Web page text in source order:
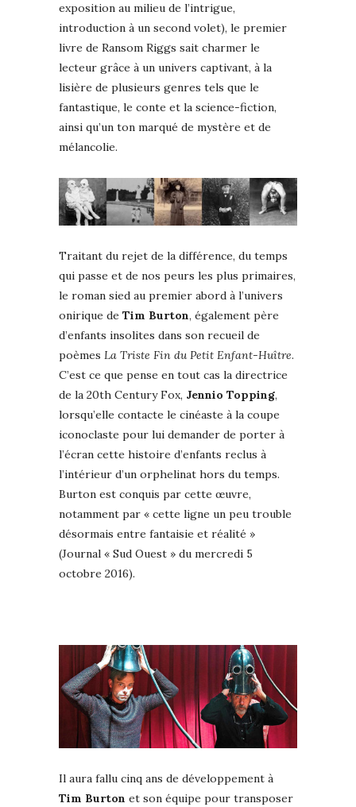
exposition au milieu de l’intrigue,
introduction à un second volet), le premier
livre de Ransom Riggs sait charmer le
lecteur grâce à un univers captivant, à la
lisière de plusieurs genres tels que le
fantastique, le conte et la science-fiction,
ainsi qu’un ton marqué de mystère et de
mélancolie.
Traitant du rejet de la différence, du temps
qui passe et de nos peurs les plus primaires,
le roman sied au premier abord à l’univers
onirique de Tim Burton, également père
d’enfants insolites dans son recueil de
poèmes La Triste Fin du Petit Enfant-Huître.
C’est ce que pense en tout cas la directrice
de la 20th Century Fox, Jennio Topping,
lorsqu’elle contacte le cinéaste à la coupe
iconoclaste pour lui demander de porter à
l’écran cette histoire d’enfants reclus à
l’intérieur d’un orphelinat hors du temps.
Burton est conquis par cette œuvre,
notamment par « cette ligne un peu trouble
désormais entre fantaisie et réalité »
(Journal « Sud Ouest » du mercredi 5
octobre 2016).
Il aura fallu cinq ans de développement à
Tim Burton et son équipe pour transposer